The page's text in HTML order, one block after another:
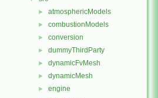
► atmosphericModels
► combustionModels
► conversion
► dummyThirdParty
► dynamicFvMesh
► dynamicMesh
► engine